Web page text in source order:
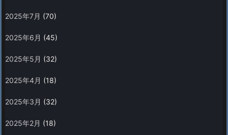
2025年7月 (70)
2025年6月 (45)
2025年5月 (32)
2025年4月 (18)
2025年3月 (32)
2025年2月 (18)